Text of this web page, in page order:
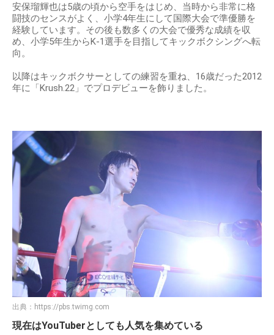
安保瑠輝也は5歳の頃から空手をはじめ、当時から非常に格
闘技のセンスがよく、小学4年生にして国際大会で準優勝を
経験しています。その後も数多くの大会で優秀な成績を収
め、小学5年生からK-1選手を目指してキックボクシングへ転
向。
以降はキックボクサーとしての練習を重ね、16歳だった2012
年に「Krush.22」でプロデビューを飾りました。
出典： https://pbs.twimg.com
現在はYouTuberとしても人気を集めている